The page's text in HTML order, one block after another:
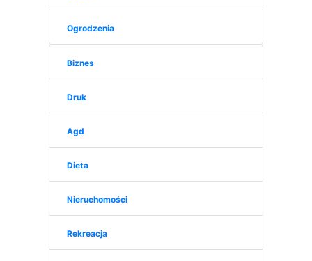
Ogrodzenia
Biznes
Druk
Agd
Dieta
Nieruchomości
Rekreacja